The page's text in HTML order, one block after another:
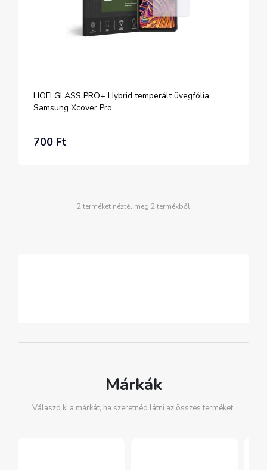
HOFI GLASS PRO+ Hybrid temperált üvegfólia
Samsung Xcover Pro
700 Ft
2 terméket néztél meg 2 termékből
Márkák
Válaszd ki a márkát, ha szeretnéd látni az összes terméket.